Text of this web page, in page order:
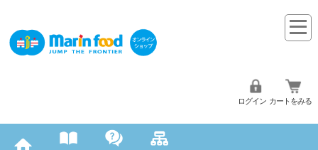
ログイン カートをみる